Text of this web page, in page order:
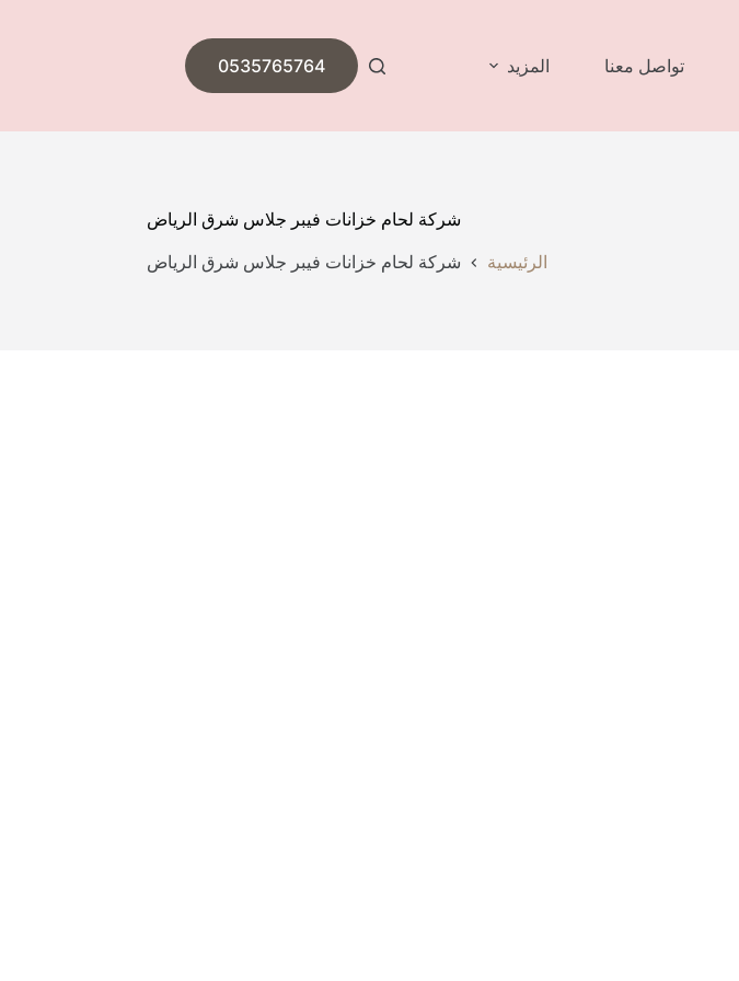
تواصل معنا المزيد 0535765764
شركة لحام خزانات فيبر جلاس شرق الرياض
الرئيسية شركة لحام خزانات فيبر جلاس شرق الرياض